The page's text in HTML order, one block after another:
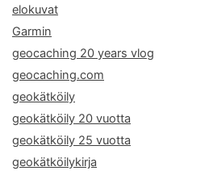
elokuvat
Garmin
geocaching 20 years vlog
geocaching.com
geokätköily
geokätköily 20 vuotta
geokätköily 25 vuotta
geokätköilykirja